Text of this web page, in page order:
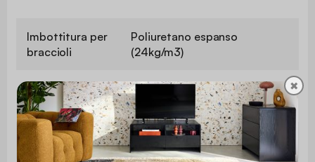
Imbottitura per
braccioli
Poliuretano espanso
(24kg/m3)
Altezza della
sedia
85 / 94,5 cm
Altezza minima 85 cm
✖